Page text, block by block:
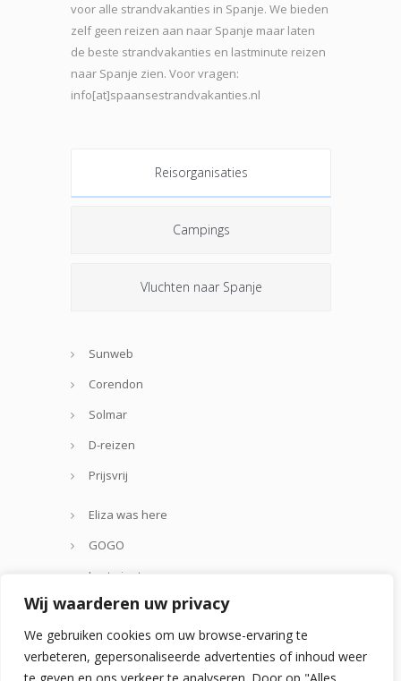
Wij waarderen uw privacy
We gebruiken cookies om uw browse-ervaring te
verbeteren, gepersonaliseerde advertenties of inhoud weer
voor alle strandvakanties in Spanje. We bieden
zelf geen reizen aan naar Spanje maar laten
de beste strandvakanties en lastminute reizen
naar Spanje zien. Voor vragen:
info[at]spaansestrandvakanties.nl
Reisorganisaties
Campings
Vluchten naar Spanje
Sunweb
Corendon
Solmar
D-reizen
Prijsvrij
Eliza was here
GOGO
Lastminute.com
Thomas Cook
Zoover